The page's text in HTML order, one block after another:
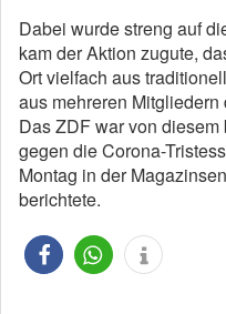
Dabei wurde streng auf
kam der Aktion zugute,
Ort vielfach aus
aus mehreren
Das ZDF war von
gegen die Corona-
Montag in der
berichtete.